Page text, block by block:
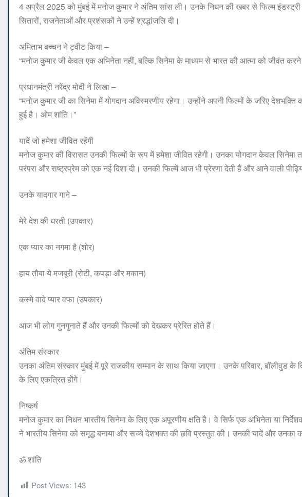
4 अप्रैल 2025 को मुंबई में मनोज कुमार ने अंतिम सांस ली। उनके निधन की खबर से फिल्म
सितारों, राजनेताओं और प्रशंसकों ने उन्हें श्रद्धांजलि दी।
अमिताभ बच्चन ने ट्वीट किया –
“मनोज कुमार जी केवल एक अभिनेता नहीं, बल्कि सिनेमा के माध्यम से भारत की आत्मा को जीवंत
प्रधानमंत्री नरेंद्र मोदी ने लिखा –
“मनोज कुमार जी का सिनेमा में योगदान अविस्मरणीय रहेगा। उन्होंने अपनी फिल्मों के जरिए
हुई है। ओम शांति।”
यादें जो हमेशा जीवित रहेंगी
मनोज कुमार की विरासत उनकी फिल्मों के रूप में हमेशा जीवित रहेगी। उनका योगदान केवल सिनेमा
परंपरा और राष्ट्रप्रेम को एक नई दिशा दी। उनकी फिल्में आज भी प्रेरणा देती हैं और आने वाली
उनके यादगार गाने –
मेरे देश की धरती (उपकार)
एक प्यार का नगमा है (शोर)
हाय तौबा ये मजबूरी (रोटी, कपड़ा और मकान)
कस्मे वादे प्यार वफा (उपकार)
आज भी लोग गुनगुनाते हैं और उनकी फिल्मों को देखकर प्रेरित होते हैं।
अंतिम संस्कार
उनका अंतिम संस्कार मुंबई में पूरे राजकीय सम्मान के साथ किया जाएगा। उनके परिवार, बॉलीवुड के
के लिए एकत्रित होंगे।
निष्कर्ष
मनोज कुमार का निधन भारतीय सिनेमा के लिए एक अपूरणीय क्षति है। वे सिर्फ एक अभिनेता या
ने भारतीय सिनेमा को समृद्ध बनाया और सच्चे देशभक्त की छवि प्रस्तुत की। उनकी यादें और उनका
ॐ शांति
Post Views: 143